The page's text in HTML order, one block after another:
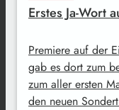
Erstes Ja-Wort
Premiere auf der
gab es dort zum
zum aller ersten
den neuen